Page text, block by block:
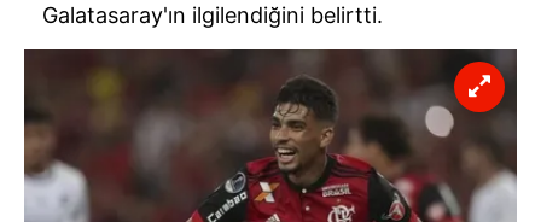
Galatasaray'ın ilgilendiğini belirtti.